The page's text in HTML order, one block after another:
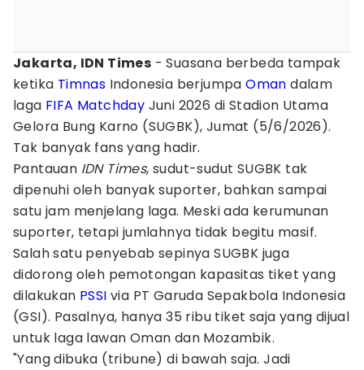
Jakarta, IDN Times - Suasana berbeda tampak
ketika Timnas Indonesia berjumpaOman dalam
laga FIFA Matchday Juni 2026 di Stadion Utama
Gelora Bung Karno (SUGBK), Jumat (5/6/2026).
Tak banyak fans yang hadir.
Pantauan IDN Times, sudut-sudut SUGBK tak
dipenuhi oleh banyak suporter, bahkan sampai
satu jam menjelang laga. Meski ada kerumunan
suporter, tetapi jumlahnya tidak begitu masif.
Salah satu penyebab sepinya SUGBK juga
didorong oleh pemotongan kapasitas tiket yang
dilakukan PSSI via PT Garuda Sepakbola Indonesia
(GSI). Pasalnya, hanya 35 ribu tiket saja yang dijual
untuk laga lawan Oman dan Mozambik.
"Yang dibuka (tribune) di bawah saja. Jadi